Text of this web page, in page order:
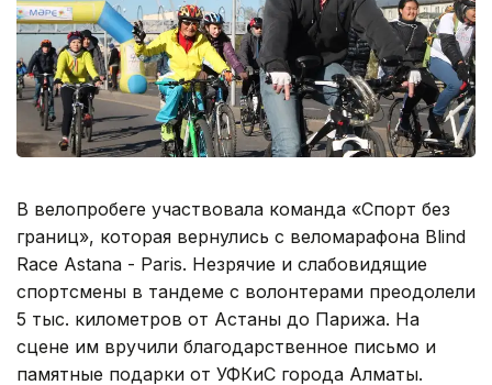
В велопробеге участвовала команда «Спорт без
границ», которая вернулись с веломарафона Blind
Race Astana - Paris. Незрячие и слабовидящие
спортсмены в тандеме с волонтерами преодолели
5 тыс. километров от Астаны до Парижа. На
сцене им вручили благодарственное письмо и
памятные подарки от УФКиС города Алматы.